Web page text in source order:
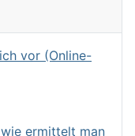
vor (Online-
ermittelt man